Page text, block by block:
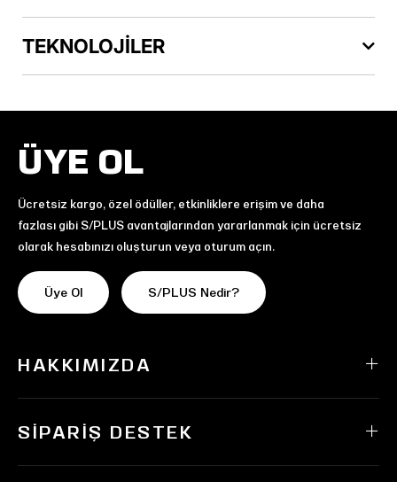
TEKNOLOJİLER
ÜYE OL
Ücretsiz kargo, özel ödüller, etkinliklere erişim ve daha
fazlası gibi S/PLUS avantajlarından yararlanmak için ücretsiz
olarak hesabınızı oluşturun veya oturum açın.
Üye Ol S/PLUS Nedir?
HAKKIMIZDA
SIPARIŞ DESTEK